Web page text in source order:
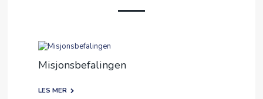
Misjonsbefalingen
LES MER